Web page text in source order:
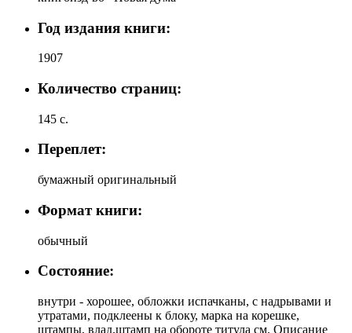
Год издания книги:
1907
Количество страниц:
145 с.
Переплет:
бумажный оригинальный
Формат книги:
обычный
Состояние:
внутри - хорошее, обложки испачканы, с надрывами и
утратами, подклеены к блоку, марка на корешке,
штампы, влад.штамп на обороте титула см. Описание